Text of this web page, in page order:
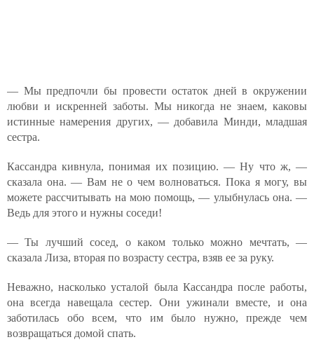
— Мы предпочли бы провести остаток дней в окружении
любви и искренней заботы. Мы никогда не знаем, каковы
истинные намерения других, — добавила Минди, младшая
сестра.
Кассандра кивнула, понимая их позицию. — Ну что ж, —
сказала она. — Вам не о чем волноваться. Пока я могу, вы
можете рассчитывать на мою помощь, — улыбнулась она. —
Ведь для этого и нужны соседи!
— Ты лучший сосед, о каком только можно мечтать, —
сказала Лиза, вторая по возрасту сестра, взяв ее за руку.
Неважно, насколько усталой была Кассандра после работы,
она всегда навещала сестер. Они ужинали вместе, и она
заботилась обо всем, что им было нужно, прежде чем
возвращаться домой спать.